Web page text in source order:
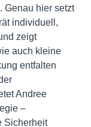
Genau hier setzt
individuell,
zeigt
auch kleine
entfalten
Andree
–
Sicherheit